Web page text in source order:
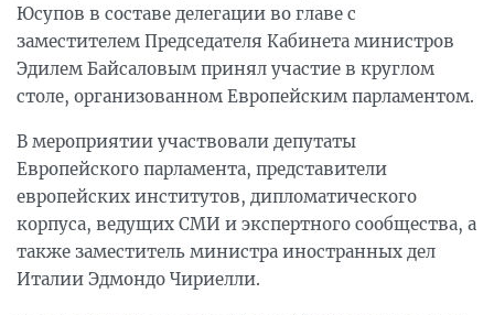
Юсупов в составе делегации во главе с
заместителем Председателя Кабинета министров
Эдилем Байсаловым принял участие в круглом
столе, организованном Европейским парламентом.
В мероприятии участвовали депутаты
Европейского парламента, представители
европейских институтов, дипломатического
корпуса, ведущих СМИ и экспертного сообщества, а
также заместитель министра иностранных дел
Италии Эдмондо Чириелли.